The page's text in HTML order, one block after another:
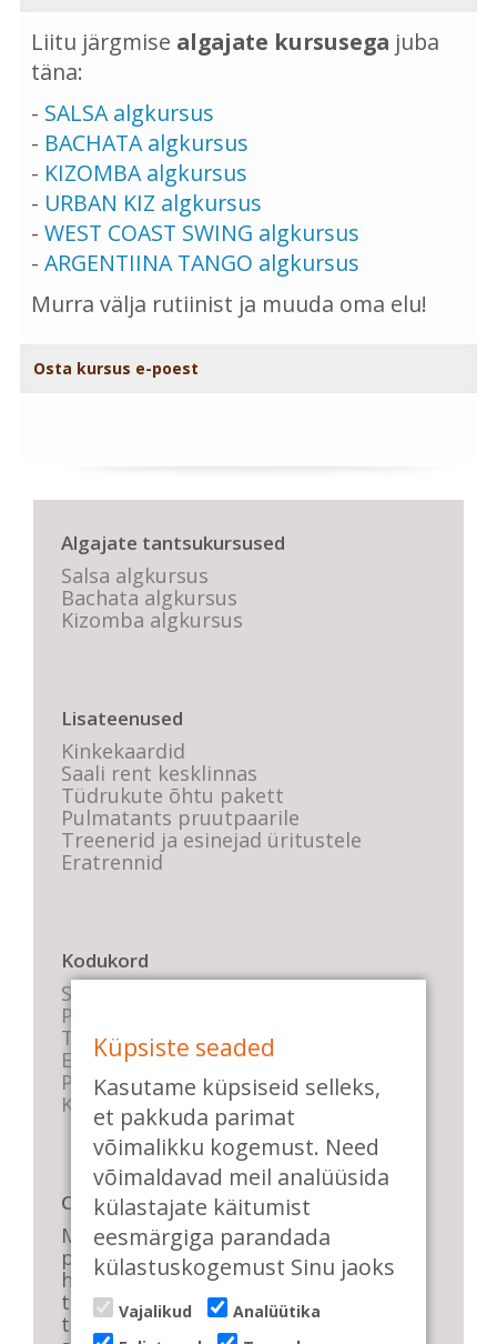
Liitu järgmise algajate kursusega juba
täna:
- SALSA algkursus
- BACHATA algkursus
- KIZOMBA algkursus
- URBAN KIZ algkursus
- WEST COAST SWING algkursus
- ARGENTIINA TANGO algkursus
Murra välja rutiinist ja muuda oma elu!
Osta kursus e-poest
Algajate tantsukursused
Salsa algkursus
Bachata algkursus
Kizomba algkursus
Lisateenused
Kinkekaardid
Saali rent kesklinnas
Tüdrukute õhtu pakett
Pulmatants pruutpaarile
Treenerid ja esinejad üritustele
Eratrennid
Kodukord
Stuudio sisekord
Privaatsustingimused
Tasemete kirjeldused
E-poe tingimused
Parkimise info
KKK
Casa de Baile
Me pühendume lõbusale olemisele,
positiivsele seltskonnale ja
huvitavatele ning kasulikele
tantsudele. Kui mõnes meie
talveõhtuses trennis tuled kustutada,
Küpsiste seaded
Kasutame küpsiseid selleks,
et pakkuda parimat
võimalikku kogemust. Need
võimaldavad meil analüüsida
külastajate käitumist
eesmärgiga parandada
külastuskogemust Sinu jaoks
Vajalikud
Analüütika